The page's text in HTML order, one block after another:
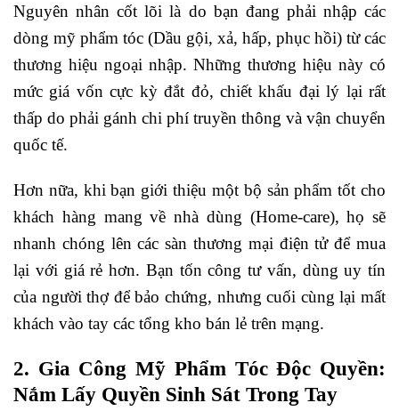
Nguyên nhân cốt lõi là do bạn đang phải nhập các
dòng mỹ phẩm tóc (Dầu gội, xả, hấp, phục hồi) từ các
thương hiệu ngoại nhập. Những thương hiệu này có
mức giá vốn cực kỳ đắt đỏ, chiết khấu đại lý lại rất
thấp do phải gánh chi phí truyền thông và vận chuyển
quốc tế.
Hơn nữa, khi bạn giới thiệu một bộ sản phẩm tốt cho
khách hàng mang về nhà dùng (Home-care), họ sẽ
nhanh chóng lên các sàn thương mại điện tử để mua
lại với giá rẻ hơn. Bạn tốn công tư vấn, dùng uy tín
của người thợ để bảo chứng, nhưng cuối cùng lại mất
khách vào tay các tổng kho bán lẻ trên mạng.
2. Gia Công Mỹ Phẩm Tóc Độc Quyền:
Nắm Lấy Quyền Sinh Sát Trong Tay